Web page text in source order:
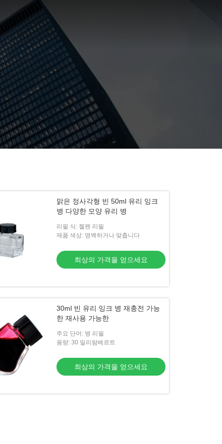
맑은 정사각형 빈 50ml 유리 잉크
병 다양한 모양 유리 병
리필 식: 젤펜 리필
제품 색상: 명백하거나 맞춥니다
최상의 가격을 얻으세요
30ml 빈 유리 잉크 병 재충전 가능
한 재사용 가능한
주요 단어: 병 리필
용량: 30 밀리람베르트
최상의 가격을 얻으세요